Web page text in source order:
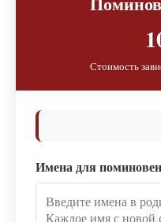
Стоимость
Имена для